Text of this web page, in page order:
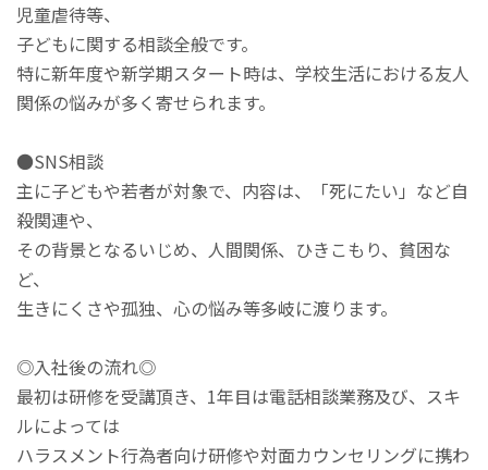
児童虐待等、
子どもに関する相談全般です。
特に新年度や新学期スタート時は、学校生活における友人
関係の悩みが多く寄せられます。
●SNS相談
主に子どもや若者が対象で、内容は、「死にたい」など自
殺関連や、
その背景となるいじめ、人間関係、ひきこもり、貧困な
ど、
生きにくさや孤独、心の悩み等多岐に渡ります。
◎入社後の流れ◎
最初は研修を受講頂き、1年目は電話相談業務及び、スキ
ルによっては
ハラスメント行為者向け研修や対面カウンセリングに携わ